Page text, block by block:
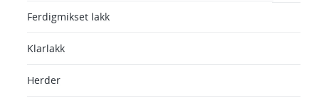
Ferdigmikset lakk
Klarlakk
Herder